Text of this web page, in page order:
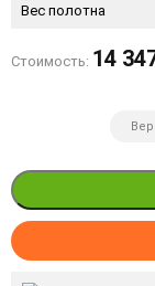
Вес полотна
Стоимость: 14